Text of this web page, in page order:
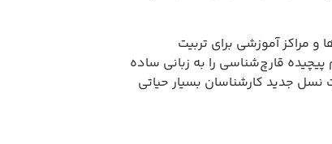
مراکز آموزشی برای تربیت
قارچ‌شناسی را به زبانی ساده
جدید کارشناسان بسیار حیاتی